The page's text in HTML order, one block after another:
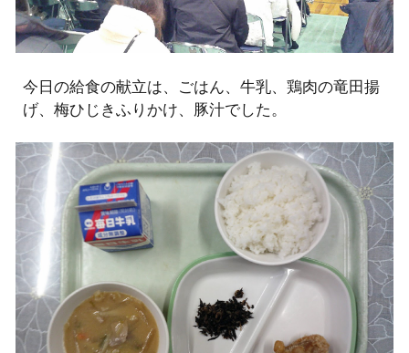
今日の給食の献立は、ごはん、牛乳、鶏肉の竜田揚
げ、梅ひじきふりかけ、豚汁でした。